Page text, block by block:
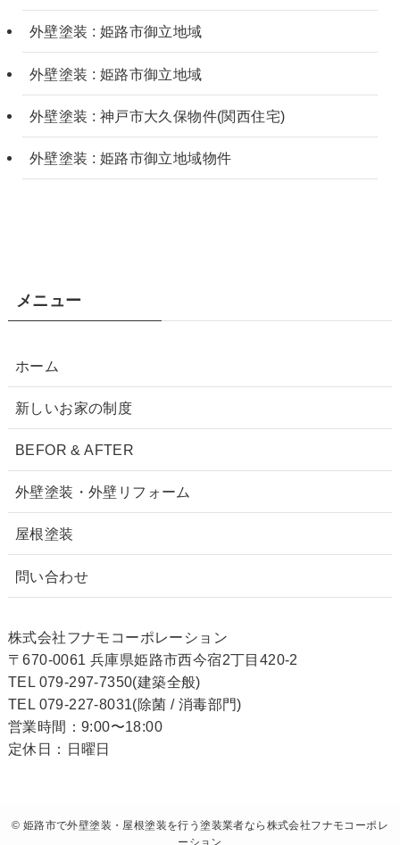
外壁塗装 : 姫路市御立地域
外壁塗装 : 姫路市御立地域
外壁塗装 : 神戸市大久保物件(関西住宅)
外壁塗装 : 姫路市御立地域物件
メニュー
ホーム
新しいお家の制度
BEFOR & AFTER
外壁塗装・外壁リフォーム
屋根塗装
問い合わせ
株式会社フナモコーポレーション
〒670-0061 兵庫県姫路市西今宿2丁目420-2
TEL 079-297-7350(建築全般)
TEL 079-227-8031(除菌 / 消毒部門)
営業時間：9:00〜18:00
定休日：日曜日
© 姫路市で外壁塗装・屋根塗装を行う塗装業者なら株式会社フナモコーポレ